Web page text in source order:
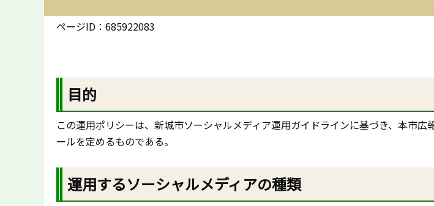
ページID：685922083
目的
この運用ポリシーは、新城市ソーシャルメディア運用ガイドラインに基づき、本市
ールを定めるものである。
運用するソーシャルメディアの種類